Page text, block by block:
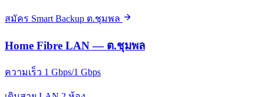
สมัคร Smart Backup ต.ชุมพล
Home Fibre LAN — ต.ชุมพล
ความเร็ว 1 Gbps/1 Gbps